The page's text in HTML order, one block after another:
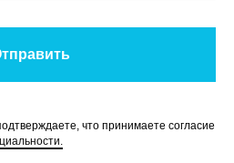
что принимаете согласие